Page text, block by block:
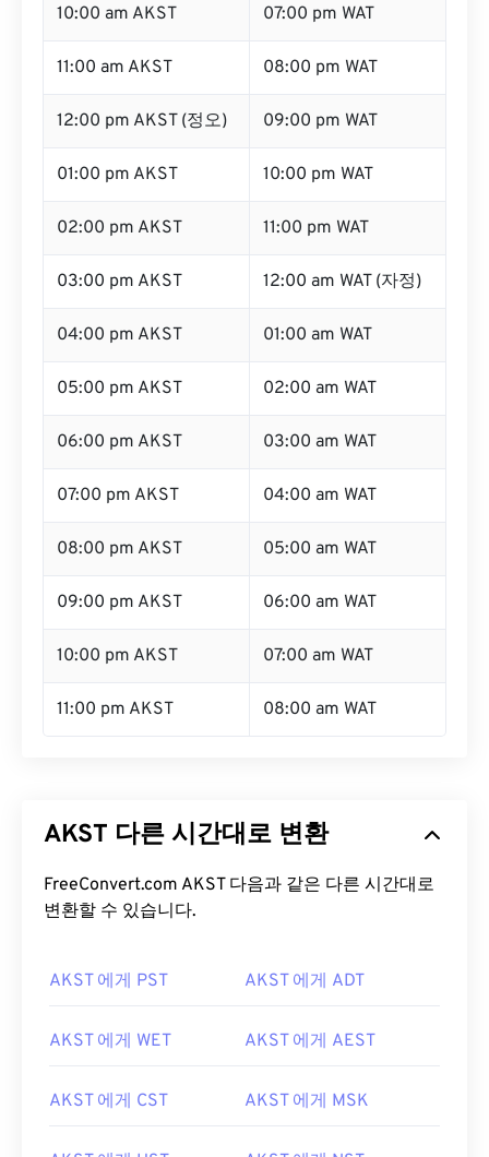
10:00 am AKST 07:00 pm WAT
11:00 am AKST 08:00 pm WAT
12:00 pm AKST (정오) 09:00 pm WAT
01:00 pm AKST 10:00 pm WAT
02:00 pm AKST 11:00 pm WAT
03:00 pm AKST 12:00 am WAT (자정)
04:00 pm AKST 01:00 am WAT
05:00 pm AKST 02:00 am WAT
06:00 pm AKST 03:00 am WAT
07:00 pm AKST 04:00 am WAT
08:00 pm AKST 05:00 am WAT
09:00 pm AKST 06:00 am WAT
10:00 pm AKST 07:00 am WAT
11:00 pm AKST 08:00 am WAT
AKST 다른 시간대로 변환
FreeConvert.com AKST 다음과 같은 다른 시간대로
변환할 수 있습니다.
AKST 에게 PST AKST 에게 ADT
AKST 에게 WET AKST 에게 AEST
AKST 에게 CST AKST 에게 MSK